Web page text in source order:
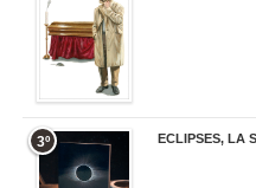
3º ECLIPSES, LA